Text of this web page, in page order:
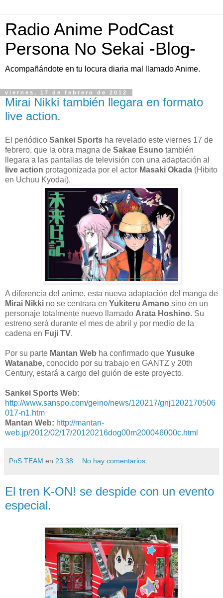
Radio Anime PodCast
Persona No Sekai -Blog-
Acompañándote en tu locura diaria mal llamado Anime.
viernes, 17 de febrero de 2012
Mirai Nikki también llegara en formato
live action.
El periódico Sankei Sports ha revelado este viernes 17 de
febrero, que la obra magna de Sakae Esuno también
llegara a las pantallas de televisión con una adaptación al
live action protagonizada por el actor Masaki Okada (Hibito
en Uchuu Kyodai).
A diferencia del anime, esta nueva adaptación del manga de
Mirai Nikki no se centrara en Yukiteru Amano sino en un
personaje totalmente nuevo llamado Arata Hoshino. Su
estreno será durante el mes de abril y por medio de la
cadena en Fuji TV.
Por su parte Mantan Web ha confirmado que Yusuke
Watanabe, conocido por su trabajo en GANTZ y 20th
Century, estará a cargo del guión de este proyecto.
Sankei Sports Web:
http://www.sanspo.com/geino/news/120217/gnj1202170506
017-n1.htm
Mantan Web: http://mantan-
web.jp/2012/02/17/20120216dog00m200046000c.html
PnS TEAM en 23:38 No hay comentarios:
El tren K-ON! se despide con un evento
especial.